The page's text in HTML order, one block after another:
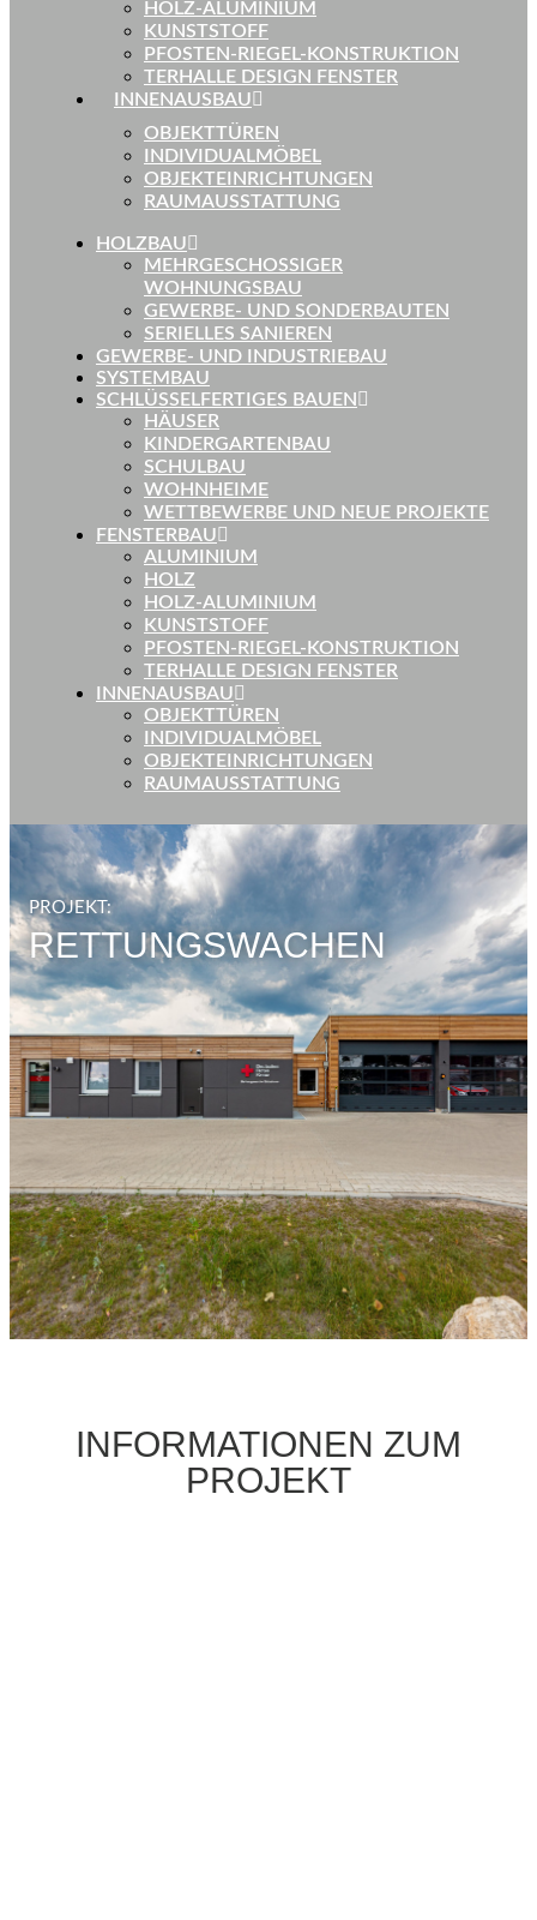
HOLZ-ALUMINIUM
KUNSTSTOFF
PFOSTEN-RIEGEL-KONSTRUKTION
TERHALLE DESIGN FENSTER
INNENAUSBAU
OBJEKTTÜREN
INDIVIDUALMÖBEL
OBJEKTEINRICHTUNGEN
RAUMAUSSTATTUNG
HOLZBAU
MEHRGESCHOSSIGER
WOHNUNGSBAU
GEWERBE- UND SONDERBAUTEN
SERIELLES SANIEREN
GEWERBE- UND INDUSTRIEBAU
SYSTEMBAU
SCHLÜSSELFERTIGES BAUEN
HÄUSER
KINDERGARTENBAU
SCHULBAU
WOHNHEIME
WETTBEWERBE UND NEUE PROJEKTE
FENSTERBAU
ALUMINIUM
HOLZ
HOLZ-ALUMINIUM
KUNSTSTOFF
PFOSTEN-RIEGEL-KONSTRUKTION
TERHALLE DESIGN FENSTER
INNENAUSBAU
OBJEKTTÜREN
INDIVIDUALMÖBEL
OBJEKTEINRICHTUNGEN
RAUMAUSSTATTUNG
PROJEKT:
RETTUNGSWACHEN
INFORMATIONEN ZUM
PROJEKT